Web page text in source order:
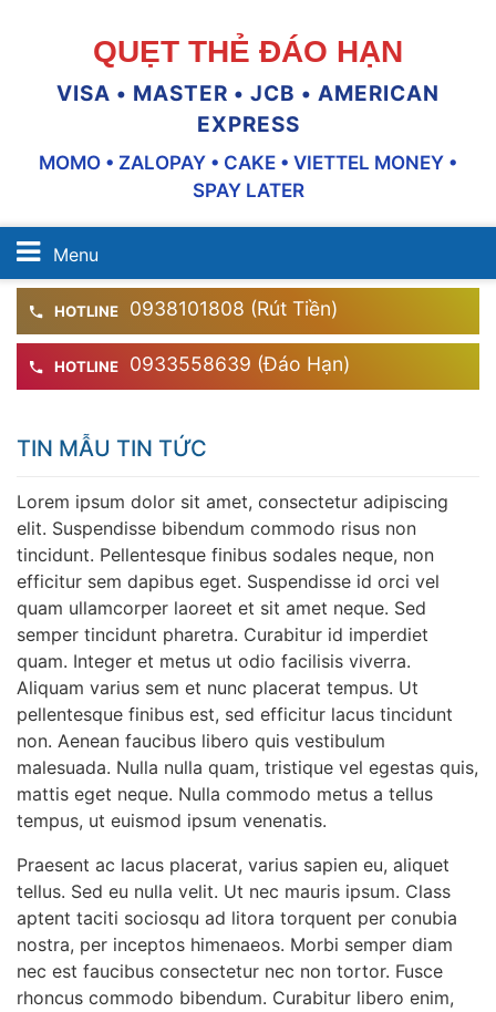
QUẸT THẺ ĐÁO HẠN
VISA • MASTER • JCB • AMERICAN
EXPRESS
MOMO • ZALOPAY • CAKE • VIETTEL MONEY •
SPAY LATER
Menu
HOTLINE 0938101808 (Rút Tiền)
HOTLINE 0933558639 (Đáo Hạn)
TIN MẪU TIN TỨC
Lorem ipsum dolor sit amet, consectetur adipiscing
elit. Suspendisse bibendum commodo risus non
tincidunt. Pellentesque finibus sodales neque, non
efficitur sem dapibus eget. Suspendisse id orci vel
quam ullamcorper laoreet et sit amet neque. Sed
semper tincidunt pharetra. Curabitur id imperdiet
quam. Integer et metus ut odio facilisis viverra.
Aliquam varius sem et nunc placerat tempus. Ut
pellentesque finibus est, sed efficitur lacus tincidunt
non. Aenean faucibus libero quis vestibulum
malesuada. Nulla nulla quam, tristique vel egestas quis,
mattis eget neque. Nulla commodo metus a tellus
tempus, ut euismod ipsum venenatis.
Praesent ac lacus placerat, varius sapien eu, aliquet
tellus. Sed eu nulla velit. Ut nec mauris ipsum. Class
aptent taciti sociosqu ad litora torquent per conubia
nostra, per inceptos himenaeos. Morbi semper diam
nec est faucibus consectetur nec non tortor. Fusce
rhoncus commodo bibendum. Curabitur libero enim,